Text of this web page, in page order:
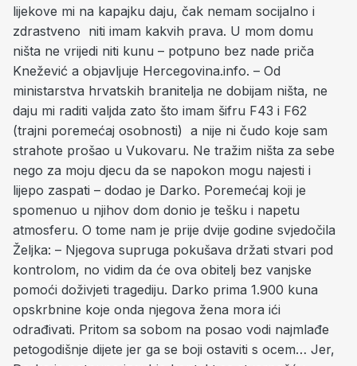
lijekove mi na kapajku daju, čak nemam socijalno i
zdrastveno niti imam kakvih prava. U mom domu
ništa ne vrijedi niti kunu – potpuno bez nade priča
Knežević a objavljuje Hercegovina.info. – Od
ministarstva hrvatskih branitelja ne dobijam ništa, ne
daju mi raditi valjda zato što imam šifru F43 i F62
(trajni poremećaj osobnosti) a nije ni čudo koje sam
strahote prošao u Vukovaru. Ne tražim ništa za sebe
nego za moju djecu da se napokon mogu najesti i
lijepo zaspati – dodao je Darko. Poremećaj koji je
spomenuo u njihov dom donio je tešku i napetu
atmosferu. O tome nam je prije dvije godine svjedočila
Željka: – Njegova supruga pokušava držati stvari pod
kontrolom, no vidim da će ova obitelj bez vanjske
pomoći doživjeti tragediju. Darko prima 1.900 kuna
opskrbnine koje onda njegova žena mora ići
odrađivati. Pritom sa sobom na posao vodi najmlađe
petogodišnje dijete jer ga se boji ostaviti s ocem… Jer,